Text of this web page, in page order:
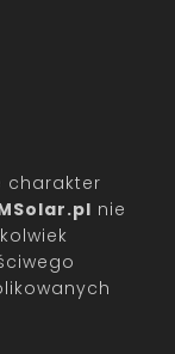
charakter
nie